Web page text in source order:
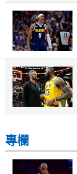
專欄